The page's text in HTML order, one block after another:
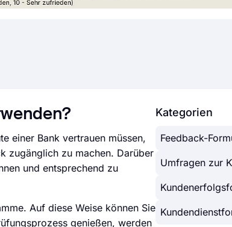
einer Bank vertrauen müssen,
zugänglich zu machen. Darüber
und entsprechend zu
Auf diese Weise können Sie
genießen, werden
Kategorien
Feedback-
Umfragen zur